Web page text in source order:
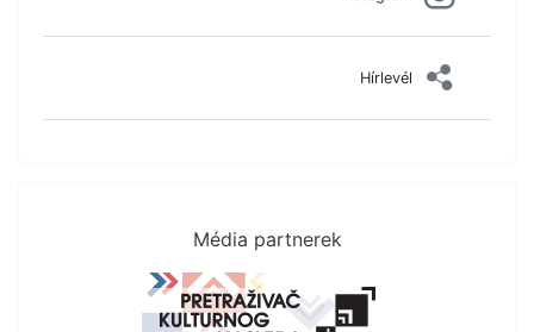
Hírlevél
Média partnerek